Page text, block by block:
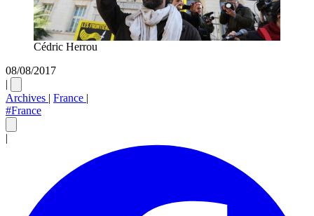
Cédric Herrou
08/08/2017
|
Archives | France |
#France
|